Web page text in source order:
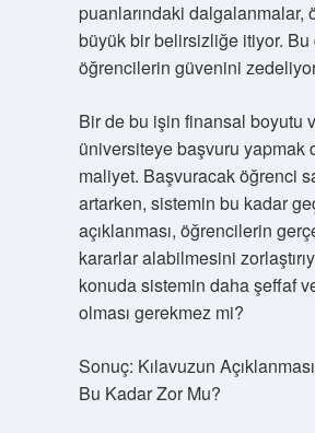
puanlarındaki dalgalanmalar,
büyük bir belirsizliğe itiyor.
öğrencilerin güvenini
Bir de bu işin finansal boyutu
üniversiteye başvuru yapmak
maliyet. Başvuracak öğrenci
artarken, sistemin bu kadar
açıklanması, öğrencilerin
kararlar alabilmesini
konuda sistemin daha şeffaf
olması gerekmez mi?
Sonuç: Kılavuzun
Bu Kadar Zor Mu?